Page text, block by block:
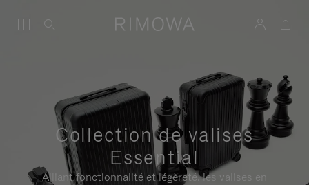
Collection de valises
Essential
Alliant fonctionnalité et légèreté, les valises en